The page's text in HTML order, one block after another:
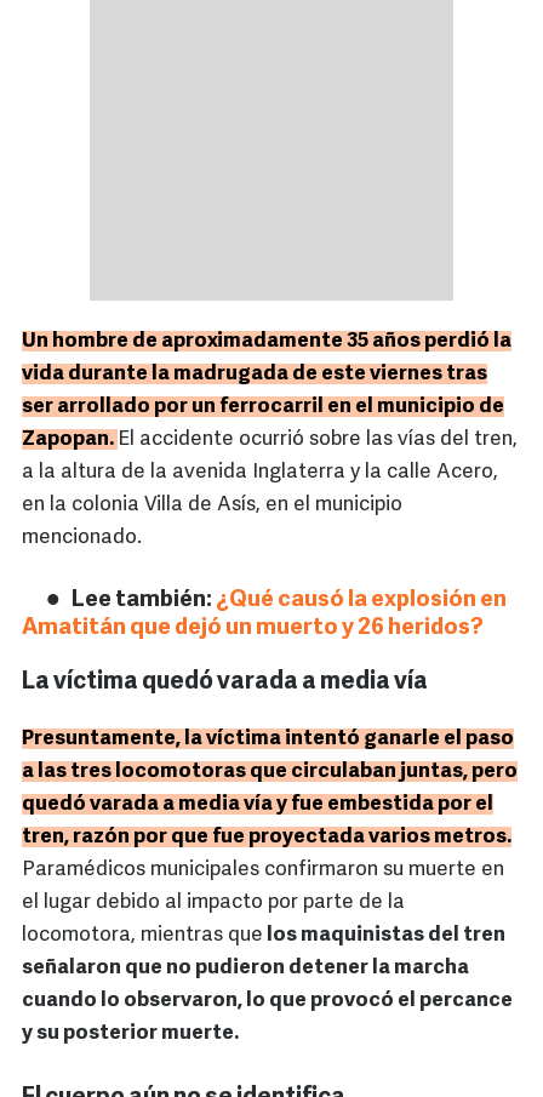
Un hombre de aproximadamente 35 años perdió la
vida durante la madrugada de este viernes tras
ser arrollado por un ferrocarril en el municipio de
Zapopan. El accidente ocurrió sobre las vías del tren,
a la altura de la avenida Inglaterra y la calle Acero,
en la colonia Villa de Asís, en el municipio
mencionado.
Lee también: ¿Qué causó la explosión en
Amatitán que dejó un muerto y 26 heridos?
La víctima quedó varada a media vía
Presuntamente, la víctima intentó ganarle el paso
a las tres locomotoras que circulaban juntas, pero
quedó varada a media vía y fue embestida por el
tren, razón por que fue proyectada varios metros.
Paramédicos municipales confirmaron su muerte en
el lugar debido al impacto por parte de la
locomotora, mientras que los maquinistas del tren
señalaron que no pudieron detener la marcha
cuando lo observaron, lo que provocó el percance
y su posterior muerte.